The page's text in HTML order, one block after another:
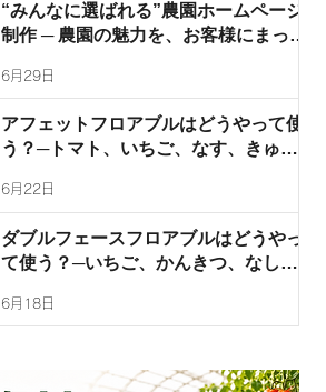
“みんなに選ばれる”農園ホームページ
制作 ─ 農園の魅力を、お客様にまっす
6月29日
アフェットフロアブルはどうやって使
う？─トマト、いちご、なす、きゅう
こ病、菌核病を防除するアフェットフ
6月22日
ダブルフェースフロアブルはどうやっ
て使う？─いちご、かんきつ、なし、
類、ミカンサビダニ、チャノホコリダ
6月18日